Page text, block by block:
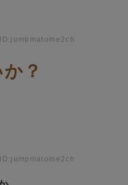
ID:jumpmatome2ch
？
ID:jumpmatome2ch